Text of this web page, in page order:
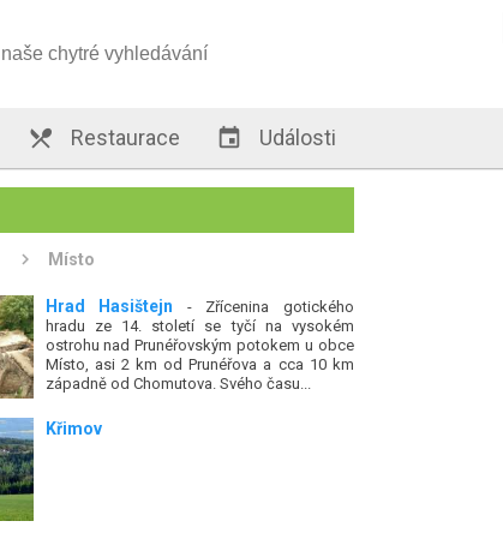
 Restaurace  Události
Místo
Hrad Hasištejn - Zřícenina gotického
hradu ze 14. století se tyčí na vysokém
ostrohu nad Prunéřovským potokem u obce
Místo, asi 2 km od Prunéřova a cca 10 km
západně od Chomutova. Svého času...
Křimov